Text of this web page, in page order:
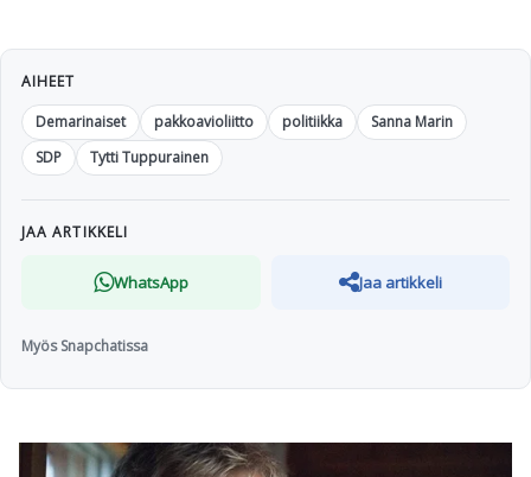
AIHEET
Demarinaiset
pakkoavioliitto politiikka
Sanna Marin
SDP
Tytti Tuppurainen
JAA ARTIKKELI
WhatsApp Jaa artikkeli
Myös Snapchatissa